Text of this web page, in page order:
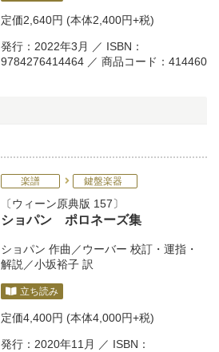
定価2,640円 (本体2,400円+税)
発行：2022年3月 ／ ISBN：
9784276414464 ／ 商品コード：414460
楽譜 鍵盤楽器
ウィーン原典版 157
ショパン ポロネーズ集
ショパン 作曲／ウーバー 校訂・運指・
解説／小坂裕子 訳
立ち読み
定価4,400円 (本体4,000円+税)
発行：2020年11月 ／ ISBN：